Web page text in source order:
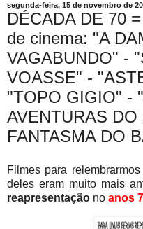
segunda-feira, 15 de novembro de
DÉCADA DE 70
de cinema: "A
VAGABUNDO" -
VOASSE" -
"TOPO GIGIO" -
AVENTURAS
FANTASMA DO
Filmes para
deles eram muito mais
reapresentação no anos